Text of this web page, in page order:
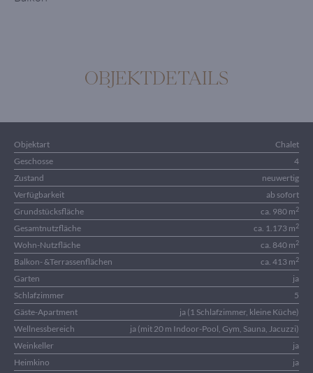
OBJEKTDETAILS
Objektart
Chalet
Geschosse
4
Zustand
neuwertig
Verfügbarkeit
ab sofort
Grundstücksfläche
ca. 980 m2
Gesamtnutzfläche ca. 1.173 m2
Wohn-Nutzfläche ca. 840 m2
Balkon- &Terrassenflächen ca. 413 m2
Garten
ja
Schlafzimmer
5
Gäste-Apartment
ja (1 Schlafzimmer, kleine Küche)
Wellnessbereich
ja (mit 20 m Indoor-Pool, Gym, Sauna, Jacuzzi)
Weinkeller
ja
Heimkino
ja